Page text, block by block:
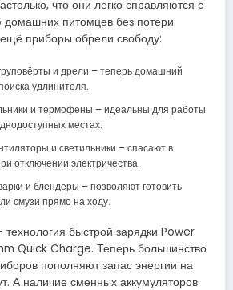
что они легко справляются с
питомцев без потери
приборы обрели свободу:
и дрели – теперь домашний
удлинителя.
и термофены – идеальны для работы
местах.
и светильники – спасают в
отключении электричества.
и блендеры – позволяют готовить
смузи прямо на ходу.
быстрой зарядки Power
Quick Charge. Теперь большинство
пополняют запас энергии на
А наличие сменных аккумуляторов